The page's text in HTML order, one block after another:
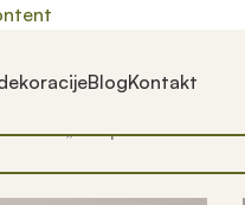
BlogKontakt
„ana pavlovic kesar“